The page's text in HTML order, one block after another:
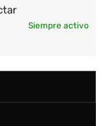
Siempre activo